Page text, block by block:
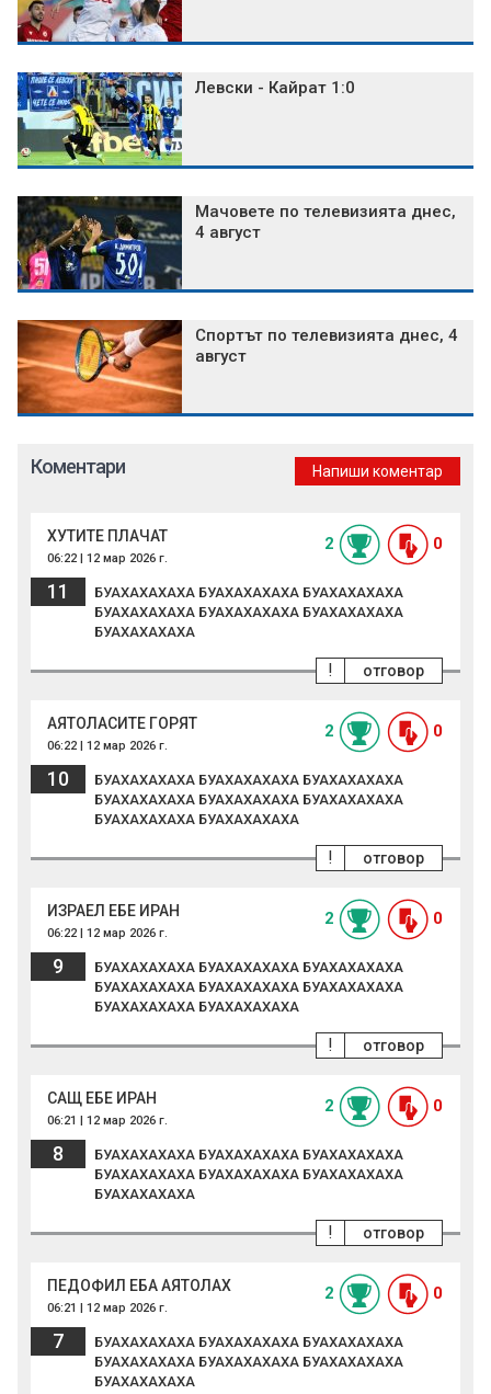
Левски - Кайрат 1:0
Мачовете по телевизията днес,
4 август
Спортът по телевизията днес, 4
август
Коментари Напиши коментар
ХУТИТЕ ПЛАЧАТ
06:22 | 12 мар 2026 г.
2 0
11
БУАХАХАХАХА БУАХАХАХАХА БУАХАХАХАХА
БУАХАХАХАХА БУАХАХАХАХА БУАХАХАХАХА
БУАХАХАХАХА
отговор
!
АЯТОЛАСИТЕ ГОРЯТ
06:22 | 12 мар 2026 г.
2 0
10
БУАХАХАХАХА БУАХАХАХАХА БУАХАХАХАХА
БУАХАХАХАХА БУАХАХАХАХА БУАХАХАХАХА
БУАХАХАХАХА БУАХАХАХАХА
отговор
!
ИЗРАЕЛ ЕБЕ ИРАН
06:22 | 12 мар 2026 г.
2 0
9
БУАХАХАХАХА БУАХАХАХАХА БУАХАХАХАХА
БУАХАХАХАХА БУАХАХАХАХА БУАХАХАХАХА
БУАХАХАХАХА БУАХАХАХАХА
отговор
!
САЩ ЕБЕ ИРАН
06:21 | 12 мар 2026 г.
2 0
8
БУАХАХАХАХА БУАХАХАХАХА БУАХАХАХАХА
БУАХАХАХАХА БУАХАХАХАХА БУАХАХАХАХА
БУАХАХАХАХА
отговор
!
ПЕДОФИЛ ЕБА АЯТОЛАХ
06:21 | 12 мар 2026 г.
2 0
7
БУАХАХАХАХА БУАХАХАХАХА БУАХАХАХАХА
БУАХАХАХАХА БУАХАХАХАХА БУАХАХАХАХА
БУАХАХАХАХА